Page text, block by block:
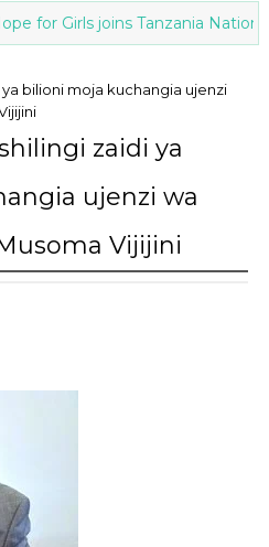
for Girls joins Tanzania National
bilioni moja kuchangia ujenzi
zaidi ya
ujenzi wa
Vijijini